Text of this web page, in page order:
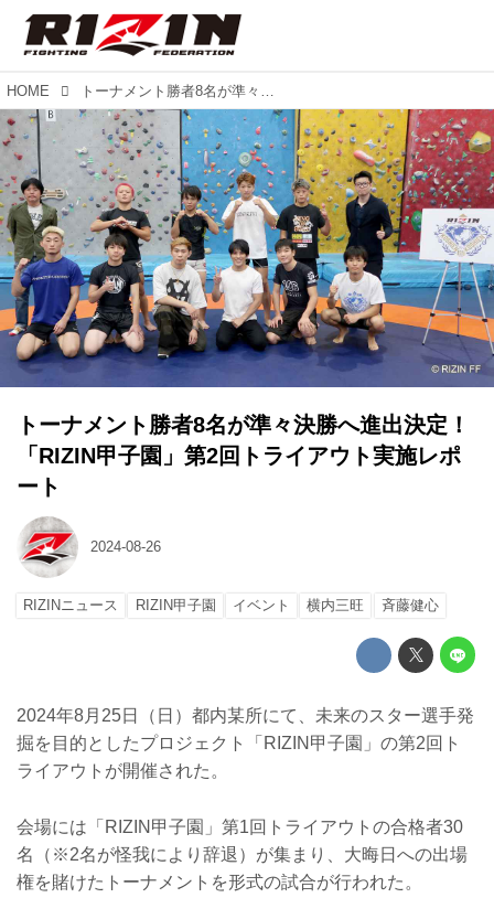
HOME トーナメント勝者8名が準々決勝へ進出決定！「RIZIN甲子園」第2回トライアウト実施レポート
トーナメント勝者8名が準々決勝へ進出決定！
「RIZIN甲子園」第2回トライアウト実施レポ
ート
2024-08-26
RIZINニュース RIZIN甲子園 イベント 横内三旺 ⻫藤健心
2024年8月25日（日）都内某所にて、未来のスター選手発
掘を目的としたプロジェクト「RIZIN甲子園」の第2回ト
ライアウトが開催された。
会場には「RIZIN甲子園」第1回トライアウトの合格者30
名（※2名が怪我により辞退）が集まり、大晦日への出場
権を賭けたトーナメントを形式の試合が行われた。